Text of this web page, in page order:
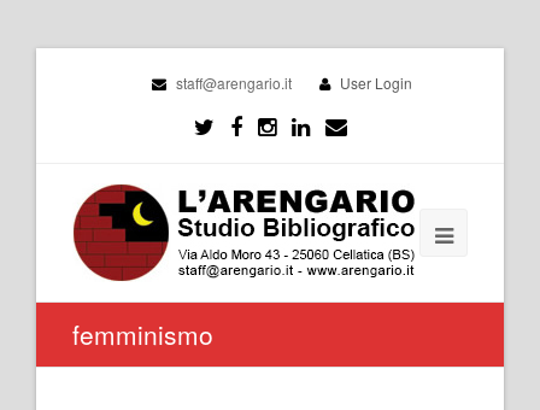
staff@arengario.it User Login
femminismo